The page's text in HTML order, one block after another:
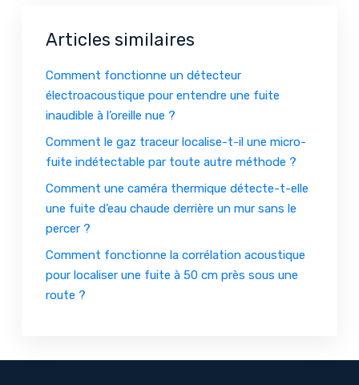
Articles similaires
Comment fonctionne un détecteur
électroacoustique pour entendre une fuite
inaudible à l’oreille nue ?
Comment le gaz traceur localise-t-il une micro-
fuite indétectable par toute autre méthode ?
Comment une caméra thermique détecte-t-elle
une fuite d’eau chaude derrière un mur sans le
percer ?
Comment fonctionne la corrélation acoustique
pour localiser une fuite à 50 cm près sous une
route ?